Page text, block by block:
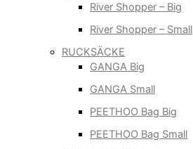
River Shopper – Big
River Shopper – Small
RUCKSÄCKE
GANGA Big
GANGA Small
PEETHOO Bag Big
PEETHOO Bag Small